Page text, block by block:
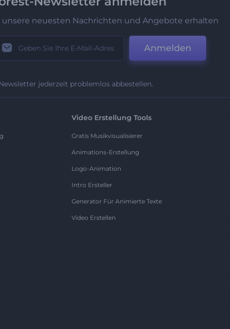
unsere neuesten Nachrichten und Angebote erhalten
Anmelden
jederzeit problemlos abbestellen.
Video Erstellung Tools
Gratis Musikvisualisierer
Animations-Erstellung
Logo-Animation
Intro Ersteller
Generator Für Animierte Texte
Video Erstellen